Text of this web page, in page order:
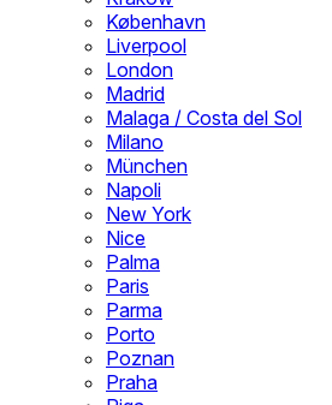
København
Liverpool
London
Madrid
Malaga / Costa del Sol
Milano
München
Napoli
New York
Nice
Palma
Paris
Parma
Porto
Poznan
Praha